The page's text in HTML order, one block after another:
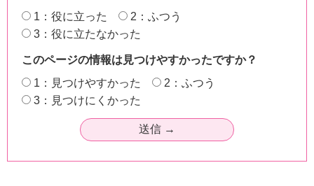
1：役に立った
2：ふつう
3：役に立たなかった
このページの情報は見つけやすかったですか？
1：見つけやすかった
2：ふつう
3：見つけにくかった